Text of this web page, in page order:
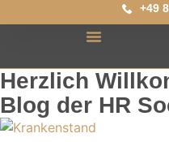
+49
Herzlich
Blog der HR